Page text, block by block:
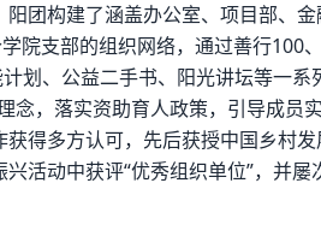
团构建了涵盖办公室、项目部、
院支部的组织网络，通过善行100
划、公益二手书、阳光讲坛等一
念，落实资助育人政策，引导成员
得多方认可，先后获授中国乡村
活动中获评“优秀组织单位”，并